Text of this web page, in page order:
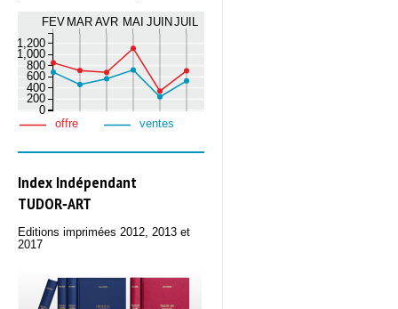
FEV MAR AVR MAI JUIN JUIL
0
200
400
600
800
1,000
1,200
offre ventes
Index Indépendant
TUDOR‑ART
Editions imprimées 2012, 2013 et
2017